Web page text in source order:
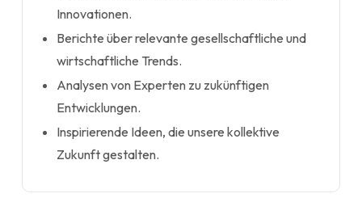
Innovationen.
Berichte über relevante gesellschaftliche und
wirtschaftliche Trends.
Analysen von Experten zu zukünftigen
Entwicklungen.
Inspirierende Ideen, die unsere kollektive
Zukunft gestalten.